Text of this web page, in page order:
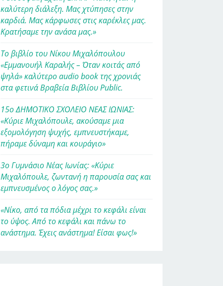
καλύτερη διάλεξη. Μας χτύπησες στην
καρδιά. Μας κάρφωσες στις καρέκλες μας.
Κρατήσαμε την ανάσα μας.»
Το βιβλίο του Νίκου Μιχαλόπουλου
«Εμμανουήλ Καραλής – Όταν κοιτάς από
ψηλά» καλύτερο audio book της χρονιάς
στα φετινά Βραβεία Βιβλίου Public.
15ο ΔΗΜΟΤΙΚΟ ΣΧΟΛΕΙΟ ΝΕΑΣ ΙΩΝΙΑΣ:
«Κύριε Μιχαλόπουλε, ακούσαμε μια
εξομολόγηση ψυχής, εμπνευστήκαμε,
πήραμε δύναμη και κουράγιο»
3ο Γυμνάσιο Νέας Ιωνίας: «Κύριε
Μιχαλόπουλε, ζωντανή η παρουσία σας και
εμπνευσμένος ο λόγος σας.»
«Νίκο, από τα πόδια μέχρι το κεφάλι είναι
το ύψος. Από το κεφάλι και πάνω το
ανάστημα. Έχεις ανάστημα! Είσαι φως!»